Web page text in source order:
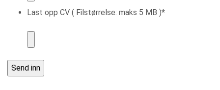
Last opp CV ( Filstørrelse: maks 5 MB )*